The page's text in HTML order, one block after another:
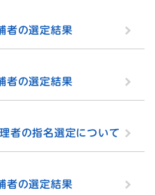
者の選定結果
者の選定結果
者の指名選定について
者の選定結果